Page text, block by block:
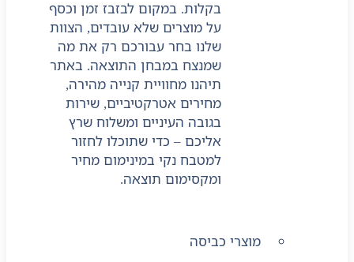
בקלות. במקום לבזבז זמן וכסף
על מוצרים שלא עובדים, הצוות
שלנו בחר עבורכם רק את מה
שמנצח במבחן התוצאה. באתר
תיהנו מחוויית קנייה מהירה,
מחירים אטרקטיביים, שירות
בגובה העיניים ומשלוח שרץ
אליכם – כדי שתוכלו לחזור
למטבח נקי במינימום מחיר
ומקסימום תוצאה.
מוצרי כביסה